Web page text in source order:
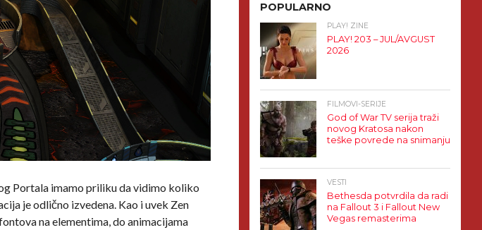
Portala imamo priliku da vidimo koliko
je odlično izvedena. Kao i uvek Zen
na elementima, do animacijama
POPULARNO
PLAY! ZINE
PLAY! 203 – JUL/AVGUST
2026
FILMOVI-SERIJE
God of War TV serija traži
novog Kratosa nakon
teške povrede na snimanju
VESTI
Bethesda potvrdila da radi
na Fallout 3 i Fallout New
Vegas remasterima